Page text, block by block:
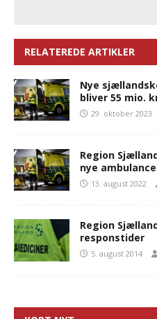
RELATEREDE ARTIKLER
Nye
bliver 55 mio.
29. oktober 2023
Region
nye
13. august 2022
Region
responstider
5. august 2014